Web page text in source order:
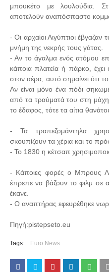
μπουκέτο με λουλούδια.
αποτελούν αναπόσπαστο
- Οι αρχαίοι Αιγύπτιοι
μνήμη της νεκρής τους γάτας.
- Αν το άγαλμα ενός ατόμου
κάποια πλατεία ή πάρκο,
στον αέρα, αυτό σημαίνει ότι
Αν είναι μόνο ένα πόδι
από τα τραύματά του στη
το έδαφος, τότε τα αίτια
- Τα τραπεζομάντηλα
σκουπίζουν τα χέρια και το
- Το 1830 η κέτσαπ
- Κάποιες φορές ο Μπρους
έπρεπε να βάζουν το φιλμ σε
έκανε.
- Ο αναπτήρας εφευρέθηκε
Πηγή:pistepseto.eu
Tags: Euro News